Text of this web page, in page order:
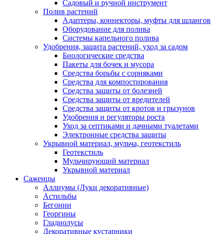
Садовый и ручной инструмент
Полив растений
Адаптеры, коннекторы, муфты для шлангов
Оборудование для полива
Системы капельного полива
Удобрения, защита растений, уход за садом
Биологические средства
Пакеты для бочек и мусора
Средства борьбы с сорняками
Средства для компостирования
Средства защиты от болезней
Средства защиты от вредителей
Средства защиты от кротов и грызунов
Удобрения и регуляторы роста
Уход за септиками и дачными туалетами
Электронные средства защиты
Укрывной материал, мульча, геотекстиль
Геотекстиль
Мульчирующий материал
Укрывной материал
Саженцы
Аллиумы (Луки декоративные)
Астильбы
Бегонии
Георгины
Гладиолусы
Декоративные кустарники